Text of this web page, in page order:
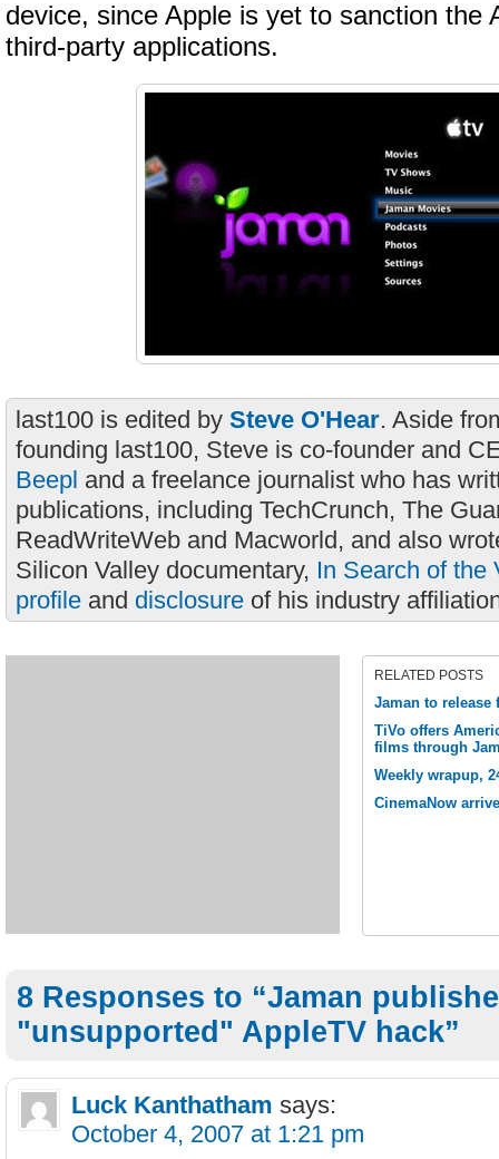
device, since Apple is yet to sanction the
third-party applications.
last100 is edited by Steve O'Hear. Aside
founding last100, Steve is co-founder and
Beepl and a freelance journalist who has
publications, including TechCrunch, The
ReadWriteWeb and Macworld, and also
Silicon Valley documentary, In Search of the
profile and disclosure of his industry
RELATED POSTS
Jaman to release
TiVo offers
films through
Weekly wrapup,
CinemaNow
8 Responses to “Jaman
"unsupported" AppleTV hack”
Luck Kanthatham says:
October 4, 2007 at 1:21 pm